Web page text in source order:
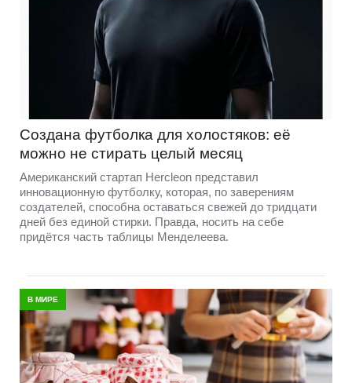
Создана футболка для холостяков: её
можно не стирать целый месяц
Американский стартап Hercleon представил
инновационную футболку, которая, по заверениям
создателей, способна оставаться свежей до тридцати
дней без единой стирки. Правда, носить на себе
придётся часть таблицы Менделеева.
В МИРЕ